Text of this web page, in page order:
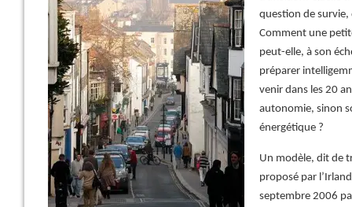
question de survie,
Comment une
peut-elle, à son
préparer
venir dans les 20
autonomie, sinon
énergétique ?
Un modèle, dit de
proposé par
septembre 2006